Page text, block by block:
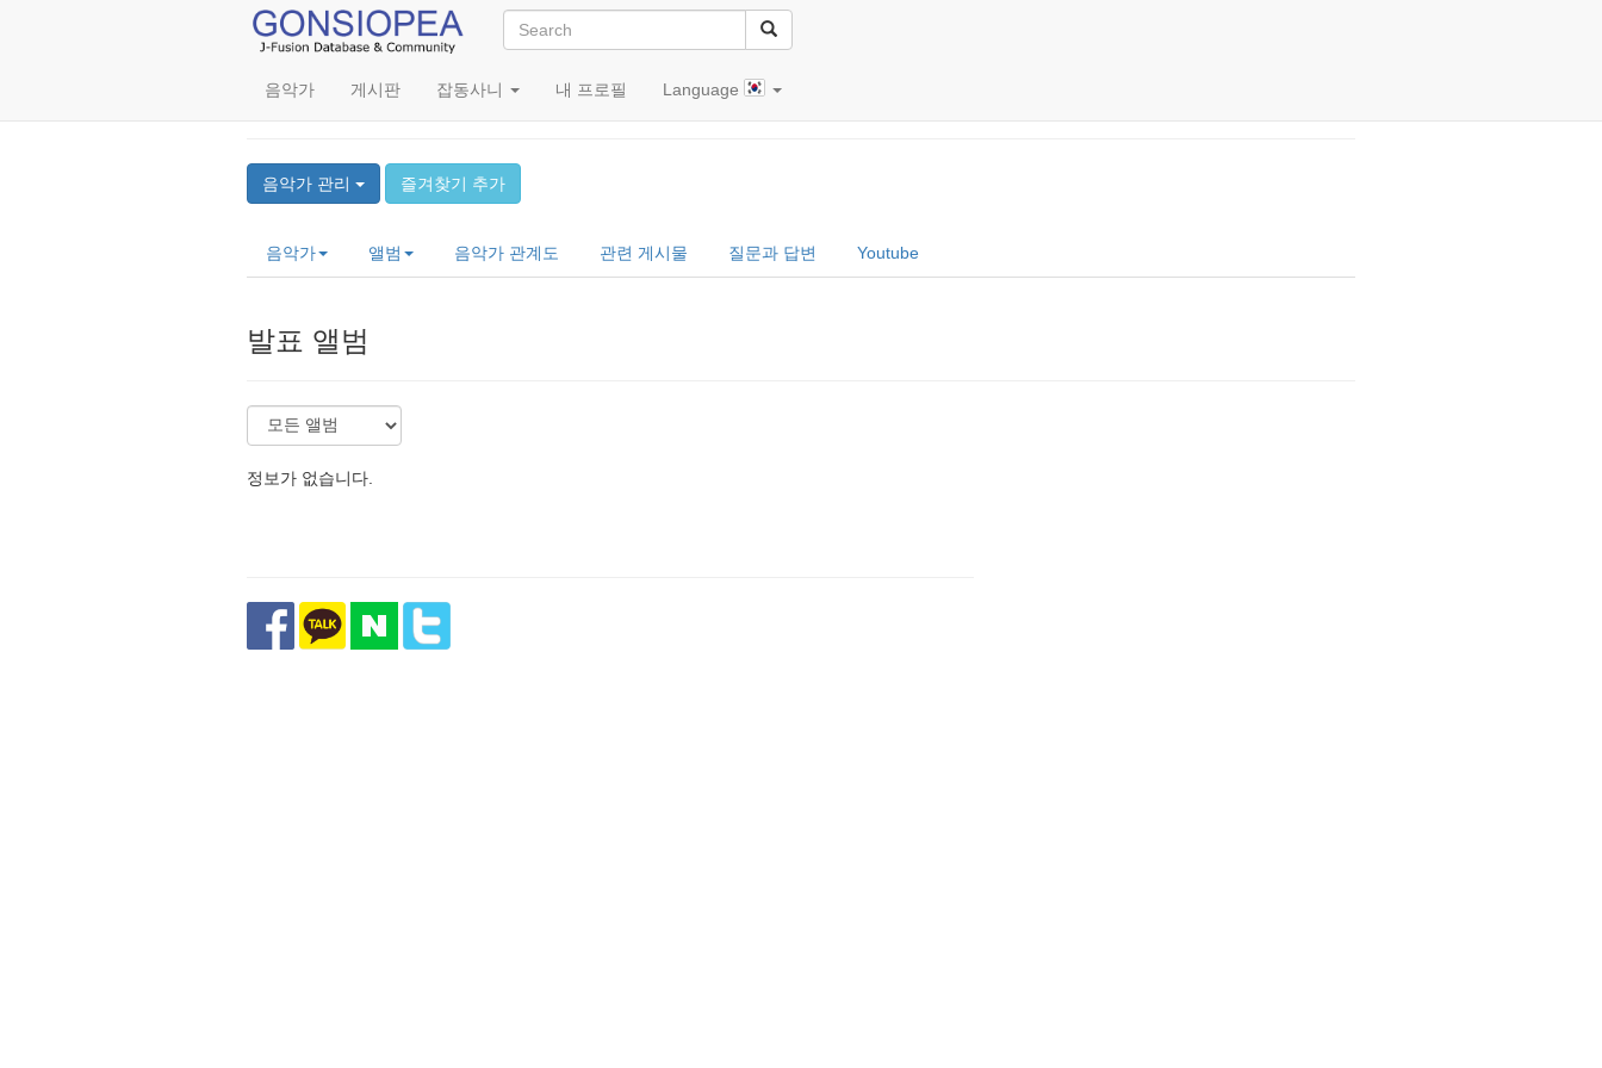
음악가 게시판 잡동사니 내 프로필 Language
Nobu Saito (斉藤ノヴ)
음악가 관리 즐겨찾기 추가
음악가 앨범 음악가 관계도 관련 게시물 질문과 답변 Youtube
발표 앨범
정보가 없습니다.